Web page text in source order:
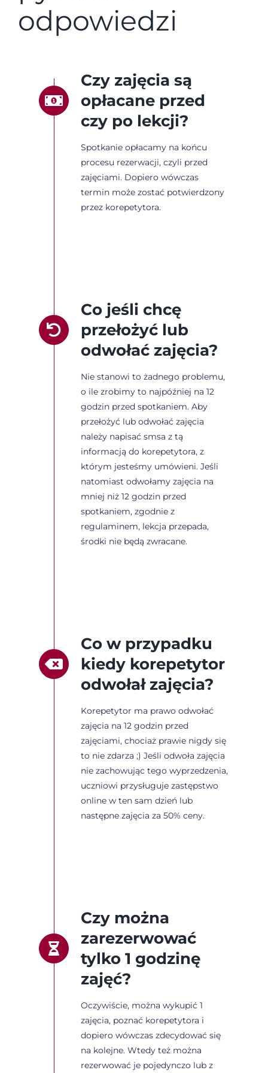
Rabaty
odpowiedzi
Czy zajęcia są
opłacane przed
czy po lekcji?
Spotkanie opłacamy na końcu
procesu rezerwacji, czyli przed
zajęciami. Dopiero wówczas
termin może zostać potwierdzony
przez korepetytora.
Co jeśli chcę
przełożyć lub
odwołać zajęcia?
Nie stanowi to żadnego problemu,
o ile zrobimy to najpóźniej na 12
godzin przed spotkaniem. Aby
przełożyć lub odwołać zajęcia
należy napisać smsa z tą
informacją do korepetytora, z
którym jesteśmy umówieni. Jeśli
natomiast odwołamy zajęcia na
mniej niż 12 godzin przed
spotkaniem, zgodnie z
regulaminem, lekcja przepada,
środki nie będą zwracane.
Co w przypadku
kiedy korepetytor
odwołał zajęcia?
Korepetytor ma prawo odwołać
zajęcia na 12 godzin przed
zajęciami, chociaż prawie nigdy się
to nie zdarza ;) Jeśli odwoła zajęcia
nie zachowując tego wyprzedzenia,
uczniowi przysługuje zastępstwo
online w ten sam dzień lub
następne zajęcia za 50% ceny.
Czy można
zarezerwować
tylko 1 godzinę
zajęć?
Oczywiście, można wykupić 1
zajęcia, poznać korepetytora i
dopiero wówczas zdecydować się
na kolejne. Wtedy też można
rezerwować je pojedynczo lub z